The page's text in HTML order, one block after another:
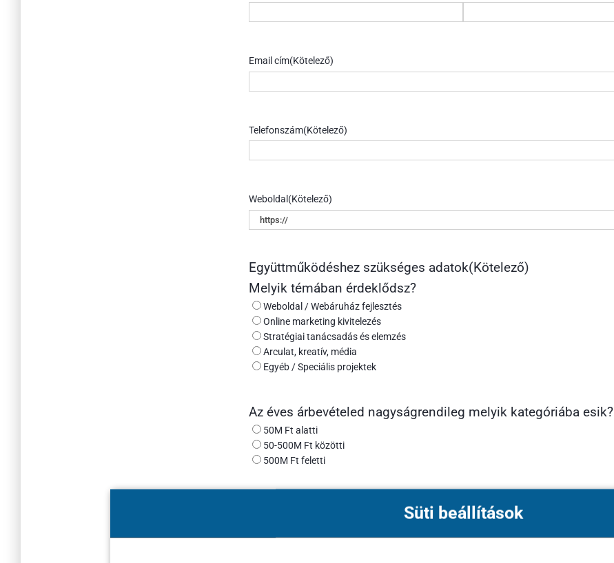
Süti beállítások
Email cím(Kötelező)
Telefonszám(Kötelező)
Weboldal (Kötelező)
Együttműködéshez szükséges adatok(Kötelező)
Melyik témában érdeklődsz?
Weboldal / Webáruház fejlesztés
Online marketing kivitelezés
Stratégiai tanácsadás és elemzés
Arculat, kreatív, média
Egyéb / Speciális projektek
Az éves árbevételed nagyságrendileg melyik kategóriába esik?
50M Ft alatti
50-500M Ft közötti
500M Ft feletti